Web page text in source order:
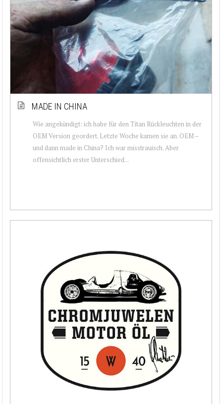
MADE IN CHINA
Wie angekündigt: ich habe für den Titan Rückleuchten in der
OEM Version geordert. Letzte Woche kamen sie an. OEM –
und dann made in China? Ich war misstrauisch. Aber
offensichtlich erster Unterschied...